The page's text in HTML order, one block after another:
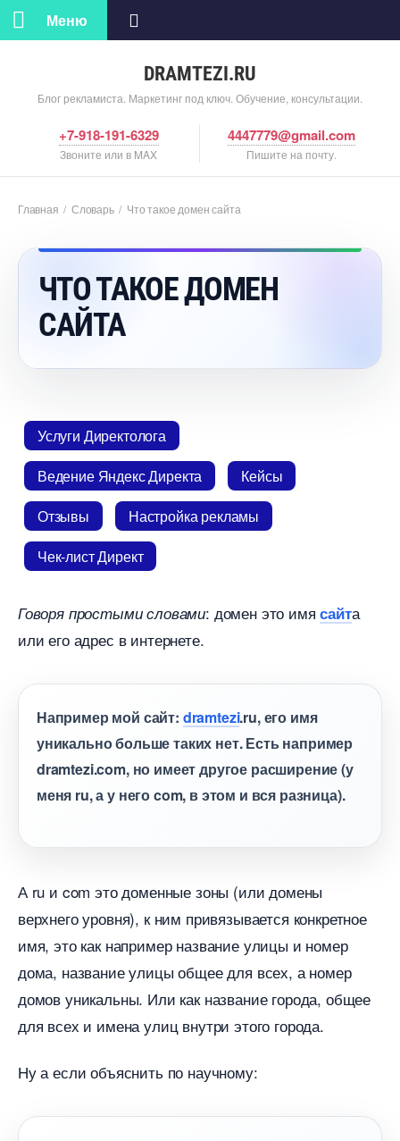
DRAMTEZI.RU
Блог рекламиста. Маркетинг под ключ. Обучение, консультации.
Меню
+7-918-191-6329
Звоните или в MAX
4447779@gmail.com
Пишите на почту.
Главная / Словарь/ Что такое домен сайта
ЧТО ТАКОЕ ДОМЕН
САЙТА
Услуги Директолога
едение Яндекс Директа
Кейсы
Отзывы
Настройка рекламы
Чек-лист Директ
Говоря простыми словами: домен это имясайта
или его адрес в интернете.
Например мой сайт: dramtezi.ru, его имя
уникально больше таких нет. Есть например
dramtezi.com, но имеет другое расширение (у
меня ru, а у него com, в этом и вся разница).
А ru и com это доменные зоны (или домены
ерхнего уровня), к ним привязывается конкретное
имя, это как например название улицы и номер
дома, название улицы общее для всех, а номер
домов уникальны. Или как название города, общее
для всех и имена улиц внутри этого города.
Ну а если объяснить по научному: